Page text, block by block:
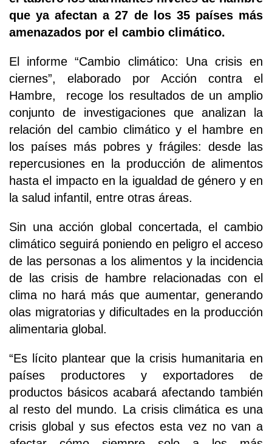
que ya afectan a 27 de los 35 países más
amenazados por el cambio climático.
El informe “Cambio climático: Una crisis en
ciernes”, elaborado por Acción contra el
Hambre, recoge los resultados de un amplio
conjunto de investigaciones que analizan la
relación del cambio climático y el hambre en
los países más pobres y frágiles: desde las
repercusiones en la producción de alimentos
hasta el impacto en la igualdad de género y en
la salud infantil, entre otras áreas.
Sin una acción global concertada, el cambio
climático seguirá poniendo en peligro el acceso
de las personas a los alimentos y la incidencia
de las crisis de hambre relacionadas con el
clima no hará más que aumentar, generando
olas migratorias y dificultades en la producción
alimentaria global.
“Es lícito plantear que la crisis humanitaria en
países productores y exportadores de
productos básicos acabará afectando también
al resto del mundo. La crisis climática es una
crisis global y sus efectos esta vez no van a